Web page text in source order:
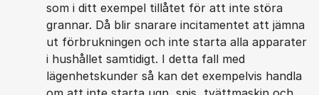
som i ditt exempel tillåtet för att inte störa
grannar. Då blir snarare incitamentet att jämna
ut förbrukningen och inte starta alla apparater
i hushållet samtidigt. I detta fall med
lägenhetskunder så kan det exempelvis handla